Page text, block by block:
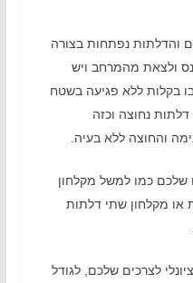
והדלתות נפתחות בצורה
ולצאת מהמרחב ויש
בקלות ללא פגיעה בשטח
נחוצה וכזה
והחוצה ללא בעיה.
שלכם כמו למשל מקלחון
או מקלחון שתי דלתות
לצרכים שלכם, לגודל